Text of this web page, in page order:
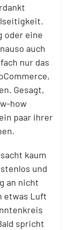
oder eine
auch
nur das
Gesagt,
how
paar ihrer
kaum
und
an nicht
etwas Luft
spricht